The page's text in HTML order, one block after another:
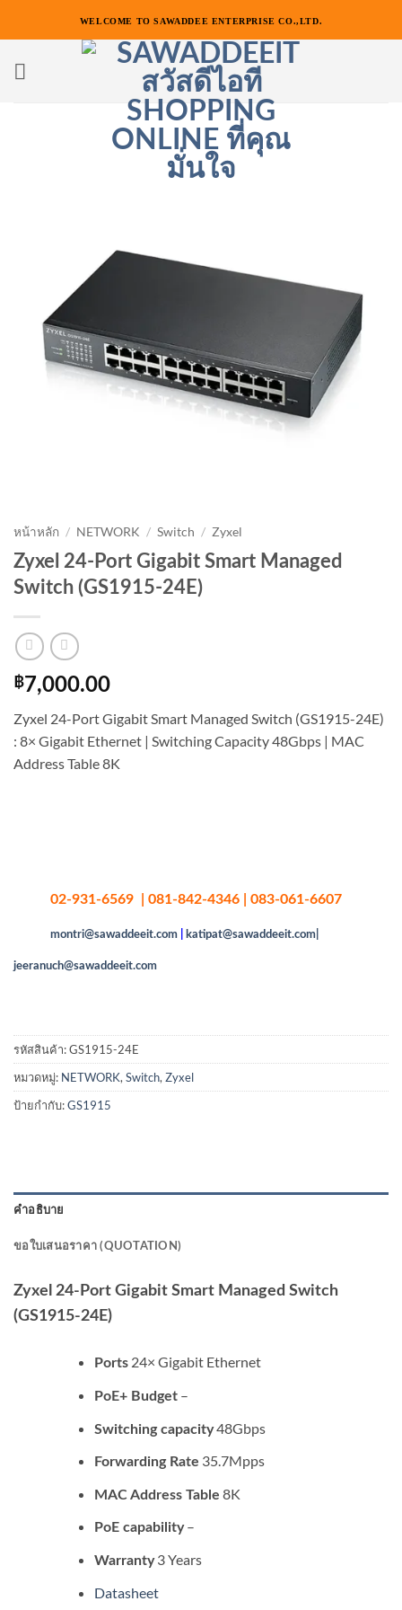
เนื้อหา
WELCOME TO SAWADDEE ENTERPRISE CO.,LTD.
หน้าหลัก / NETWORK / Switch / Zyxel
Zyxel 24-Port Gigabit Smart Managed
Switch (GS1915-24E)
฿7,000.00
Zyxel 24-Port Gigabit Smart Managed Switch (GS1915-24E)
: 8× Gigabit Ethernet | Switching Capacity 48Gbps | MAC
Address Table 8K
02-931-6569 | 081-842-4346 | 083-061-6607
montri@sawaddeeit.com katipat@sawaddeeit.com|
jeeranuch@sawaddeeit.com
รหัสสินค้า:GS1915-24E
หมวดหมู่: NETWORK, Switch, Zyxel
ป้ายกำกับ:GS1915
คำอธิบาย
ขอใบเสนอราคา (QUOTATION)
Zyxel 24-Port Gigabit Smart Managed Switch
(GS1915-24E)
Ports24× Gigabit Ethernet
PoE+ Budget–
Switching capacity48Gbps
Forwarding Rate 35.7Mpps
MAC Address Table 8K
PoE capability–
Warranty3 Years
Datasheet